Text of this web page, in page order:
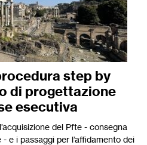
step by
di progettazione
esecutiva
del Pfte - consegna
e i passaggi per l’affidamento dei